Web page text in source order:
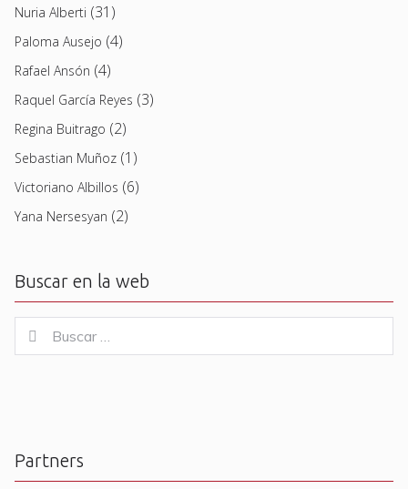
Nuria Alberti (31)
Paloma Ausejo (4)
Rafael Ansón (4)
Raquel García Reyes (3)
Regina Buitrago (2)
Sebastian Muñoz (1)
Victoriano Albillos (6)
Yana Nersesyan (2)
Buscar en la web
for:
Buscar
Partners